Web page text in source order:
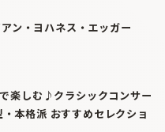
ン・ヨハネス・エッガー
楽しむ♪クラシックコンサー
本格派 おすすめセレクショ